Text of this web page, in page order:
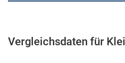
Vergleichsdaten für